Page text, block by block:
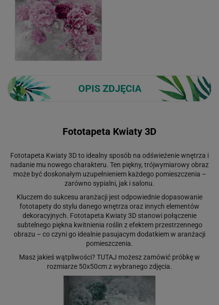
OPIS ZDJĘCIA
Fototapeta Kwiaty 3D
Fototapeta Kwiaty 3D to idealny sposób na odświeżenie wnętrza i
nadanie mu nowego charakteru. Ten piękny, trójwymiarowy obraz
może być doskonałym uzupełnieniem każdego pomieszczenia –
zarówno sypialni, jak i salonu.
Kluczem do sukcesu aranżacji jest odpowiednie dopasowanie
fototapety do stylu danego wnętrza oraz innych elementów
dekoracyjnych. Fototapeta Kwiaty 3D stanowi połączenie
subtelnego piękna kwitnienia roślin z efektem przestrzennego
obrazu – co czyni go idealnie pasujacym dodatkiem w aranżacji
pomieszczenia.
Masz jakieś wątpliwości? TUTAJ możesz zamówić próbkę w
rozmiarze 50x50cm z wybranego zdjęcia.